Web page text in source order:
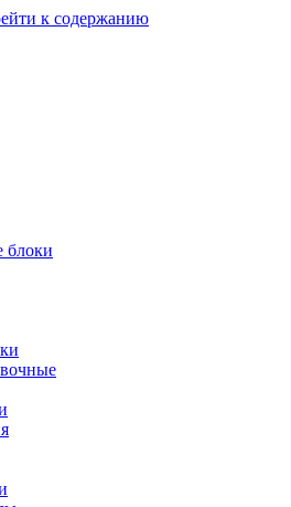
к содержанию
блоки